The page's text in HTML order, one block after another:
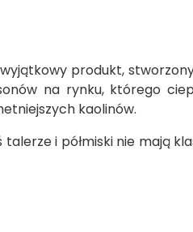
produkt,
na rynku, którego
kaolinów.
i półmiski nie mają